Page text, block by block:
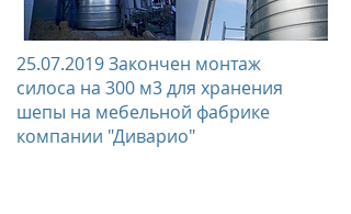
25.07.2019Закончен монтаж
силоса на 300 м3 для хранения
шепы на мебельной фабрике
компании "Диварио"